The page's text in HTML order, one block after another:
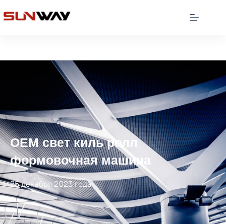
OEM свет киль ролл
формовочная машина
25 декабря 2023 года